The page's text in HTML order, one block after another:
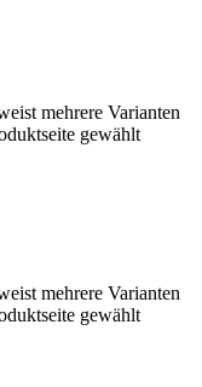
mehrere Varianten
gewählt
mehrere Varianten
gewählt